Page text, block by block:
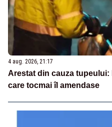
4 aug. 2026, 21:17
Arestat din cauza
care tocmai îl amendase